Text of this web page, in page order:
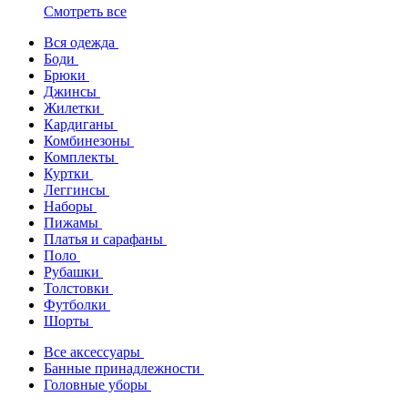
Смотреть все
Вся одежда
Боди
Брюки
Джинсы
Жилетки
Кардиганы
Комбинезоны
Комплекты
Куртки
Леггинсы
Наборы
Пижамы
Платья и сарафаны
Поло
Рубашки
Толстовки
Футболки
Шорты
Все аксессуары
Банные принадлежности
Головные уборы